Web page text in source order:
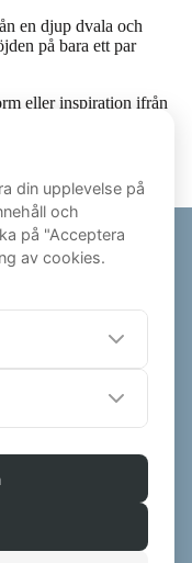
en djup dvala och
på bara ett par
eller inspiration ifrån
RESERVED
SOFTWARE
SVERIGE ,
2137
PLATTFORMAR (T.EX.
FALL SKICKAS
EFTER ETT
FÖR ATT SÄKERSTÄLLA
OMDÖMEN SOM
MEDIER ELLER DM.
KONTROLL INNAN DE
FRÅN FAKTISKA